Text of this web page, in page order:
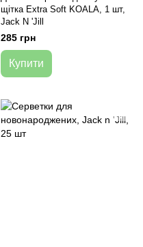
щітка Extra Soft KOALA, 1 шт,
Jack N 'Jill
285 грн
Купити